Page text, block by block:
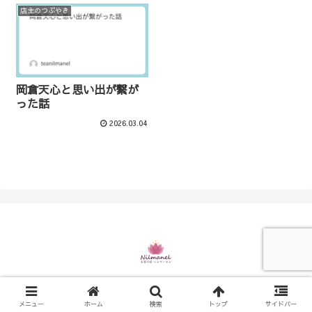
店主のつぶやき
岡倉天心と思い出が繋が
った話
2026.03.04
© 2021 お茶の店 ニルマーネル.
メニュー ホーム 検索 トップ サイドバー